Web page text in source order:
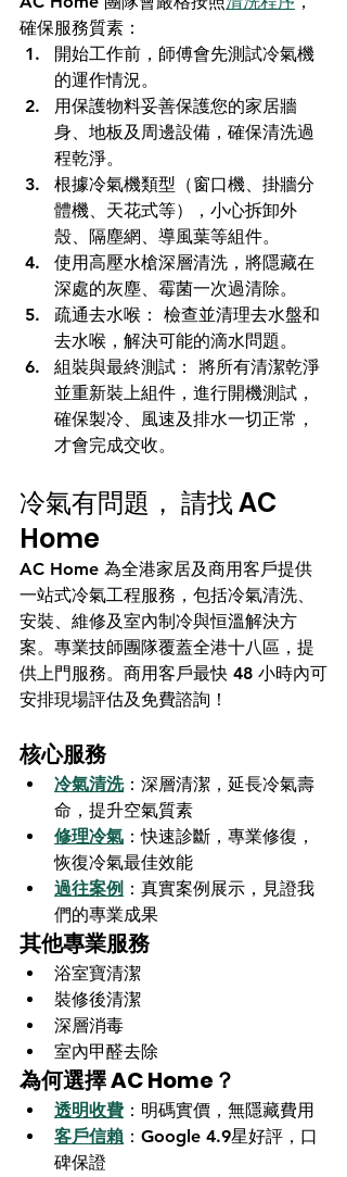
確保服務質素：
開始工作前，師傅會先測試冷氣機
的運作情況。
用保護物料妥善保護您的家居牆
身、地板及周邊設備，確保清洗過
程乾淨。
根據冷氣機類型（窗口機、掛牆分
體機、天花式等），小心拆卸外
殼、隔塵網、導風葉等組件。
使用高壓水槍深層清洗，將隱藏在
深處的灰塵、霉菌一次過清除。
疏通去水喉： 檢查並清理去水盤和
去水喉，解決可能的滴水問題。
組裝與最終測試： 將所有清潔乾淨
並重新裝上組件，進行開機測試，
確保製冷、風速及排水一切正常，
才會完成交收。
冷氣有問題， 請找 AC
Home
AC Home 為全港家居及商用客戶提供
一站式冷氣工程服務，包括冷氣清洗、
安裝、維修及室內制冷與恒溫解決方
案。專業技師團隊覆蓋全港十八區，提
供上門服務。商用客戶最快 48 小時內可
安排現場評估及免費諮詢！
核心服務
冷氣清洗：深層清潔，延長冷氣壽
命，提升空氣質素
修理冷氣 ：快速診斷，專業修復，
恢復冷氣最佳效能
過往案例 ：真實案例展示，見證我
們的專業成果
其他專業服務
浴室寶清潔
裝修後清潔
深層消毒
室內甲醛去除
為何選擇 AC Home？
透明收費 ：明碼實價，無隱藏費用
客戶信賴 ：Google 4.9星好評，口
碑保證